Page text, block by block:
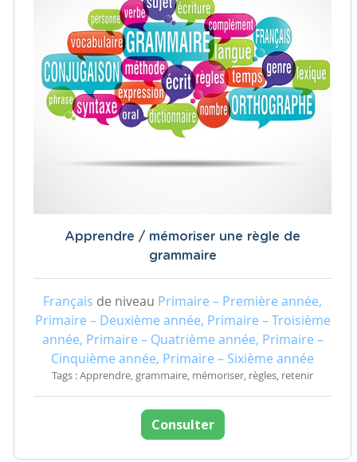
Apprendre / mémoriser une règle de
grammaire
Français de niveau Primaire – Première année,
Primaire – Deuxième année, Primaire – Troisième
année, Primaire – Quatrième année, Primaire –
Cinquième année, Primaire – Sixième année
Tags : Apprendre, grammaire, mémoriser, règles, retenir
Consulter